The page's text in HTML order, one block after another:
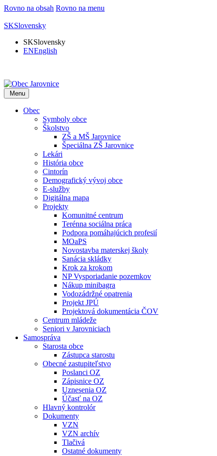
Rovno na obsah Rovno na menu
SKSlovensky
SKSlovensky
ENEnglish
Menu
Obec
Symboly obce
Školstvo
ZŠ a MŠ Jarovnice
Špeciálna ZŠ Jarovnice
Lekári
História obce
Cintorín
Demografický vývoj obce
E-služby
Digitálna mapa
Projekty
Komunitné centrum
Terénna sociálna práca
Podpora pomáhajúcich profesií
MOaPS
Novostavba materskej školy
Sanácia skládky
Krok za krokom
NP Vysporiadanie pozemkov
Nákup minibagra
Vodozádržné opatrenia
Projekt JPÚ
Projektová dokumentácia ČOV
Centrum mládeže
Seniori v Jarovniciach
Samospráva
Starosta obce
Zástupca starostu
Obecné zastupiteľstvo
Poslanci OZ
Zápisnice OZ
Uznesenia OZ
Účasť na OZ
Hlavný kontrolór
Dokumenty
VZN
VZN archív
Tlačivá
Ostatné dokumenty